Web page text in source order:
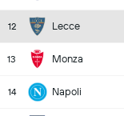
12 Lecce
13 Monza
14 Napoli